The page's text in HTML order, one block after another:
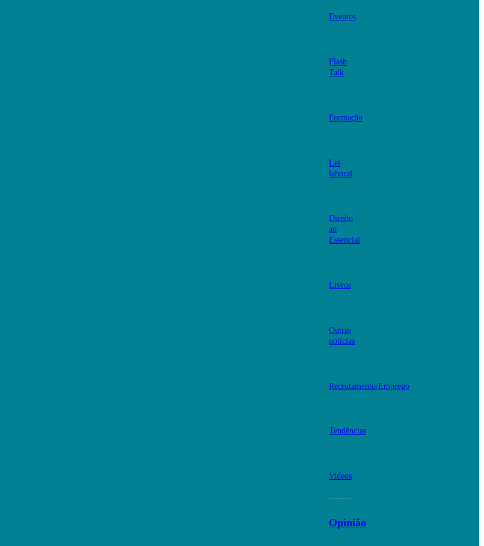
Eventos
Flash
Talk
Formação
Lei
laboral
Direito
ao
Essencial
Livros
Outras
notícias
Recrutamento/Emprego
Tendências
Videos
Opinião